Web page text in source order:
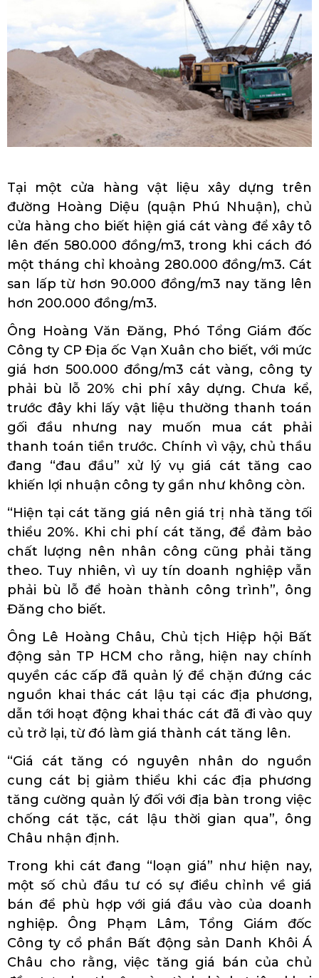
Tại một cửa hàng vật liệu xây dựng trên
đường Hoàng Diệu (quận Phú Nhuận), chủ
cửa hàng cho biết hiện giá cát vàng để xây tô
lên đến 580.000 đồng/m3, trong khi cách đó
một tháng chỉ khoảng 280.000 đồng/m3. Cát
san lấp từ hơn 90.000 đồng/m3 nay tăng lên
hơn 200.000 đồng/m3.
Ông Hoàng Văn Đăng, Phó Tổng Giám đốc
Công ty CP Địa ốc Vạn Xuân cho biết, với mức
giá hơn 500.000 đồng/m3 cát vàng, công ty
phải bù lỗ 20% chi phí xây dựng. Chưa kể,
trước đây khi lấy vật liệu thường thanh toán
gối đầu nhưng nay muốn mua cát phải
thanh toán tiền trước. Chính vì vậy, chủ thầu
đang “đau đầu” xử lý vụ giá cát tăng cao
khiến lợi nhuận công ty gần như không còn.
“Hiện tại cát tăng giá nên giá trị nhà tăng tối
thiểu 20%. Khi chi phí cát tăng, để đảm bảo
chất lượng nên nhân công cũng phải tăng
theo. Tuy nhiên, vì uy tín doanh nghiệp vẫn
phải bù lỗ để hoàn thành công trình”, ông
Đăng cho biết.
Ông Lê Hoàng Châu, Chủ tịch Hiệp hội Bất
động sản TP HCM cho rằng, hiện nay chính
quyền các cấp đã quản lý để chặn đứng các
nguồn khai thác cát lậu tại các địa phương,
dẫn tới hoạt động khai thác cát đã đi vào quy
củ trở lại, từ đó làm giá thành cát tăng lên.
“Giá cát tăng có nguyên nhân do nguồn
cung cát bị giảm thiểu khi các địa phương
tăng cường quản lý đối với địa bàn trong việc
chống cát tặc, cát lậu thời gian qua”, ông
Châu nhận định.
Trong khi cát đang “loạn giá” như hiện nay,
một số chủ đầu tư có sự điều chỉnh về giá
bán để phù hợp với giá đầu vào của doanh
nghiệp. Ông Phạm Lâm, Tổng Giám đốc
Công ty cổ phần Bất động sản Danh Khôi Á
Châu cho rằng, việc tăng giá bán của chủ